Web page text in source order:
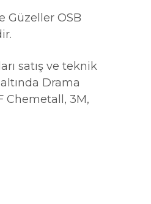
OSB
satış ve teknik
Drama
Chemetall, 3M,